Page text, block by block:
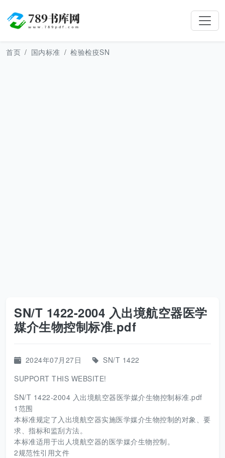
首页 国内标准 检验检疫SN
SN/T 1422-2004 入出境航空器医学
媒介生物控制标准.pdf
2024年07月27日
SN/T 1422
SUPPORT THIS WEBSITE!
SN/T 1422-2004 入出境航空器医学媒介生物控制标准.pdf
1范围
本标准规定了入出境航空器实施医学媒介生物控制的对象、要
求、指标和监刮方法。
本标准适用于出人境航空器的医学媒介生物控制。
2规范性引用文件